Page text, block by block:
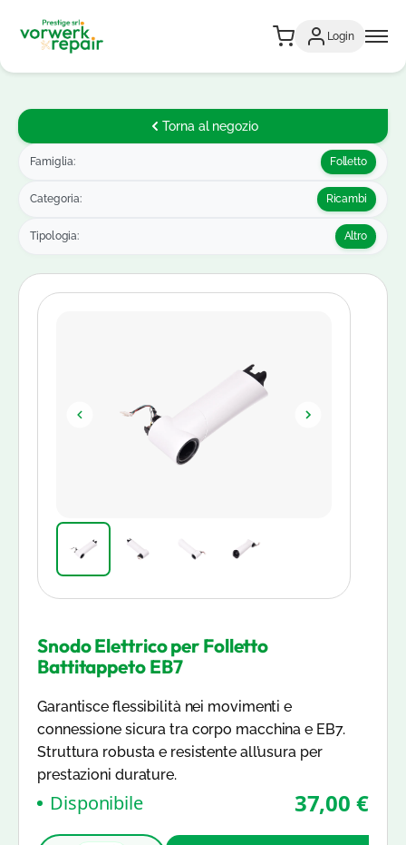
Login
Torna al negozio
Famiglia: Folletto
Categoria: Ricambi
Tipologia: Altro
Snodo Elettrico per Folletto
Battitappeto EB7
Garantisce flessibilità nei movimenti e
connessione sicura tra corpo macchina e EB7.
Struttura robusta e resistente all’usura per
prestazioni durature.
Disponibile 37,00 €